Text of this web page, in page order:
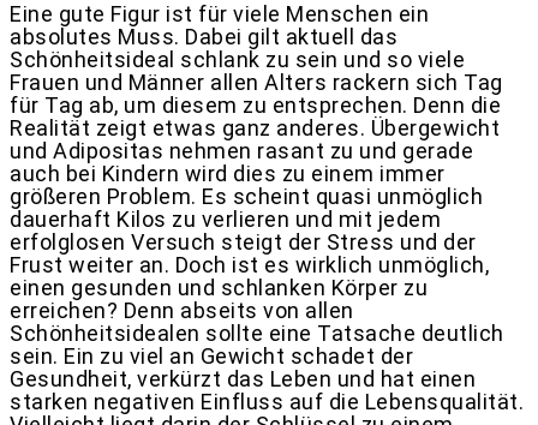
Eine gute Figur ist für viele Menschen ein
absolutes Muss. Dabei gilt aktuell das
Schönheitsideal schlank zu sein und so viele
Frauen und Männer allen Alters rackern sich Tag
für Tag ab, um diesem zu entsprechen. Denn die
Realität zeigt etwas ganz anderes. Übergewicht
und Adipositas nehmen rasant zu und gerade
auch bei Kindern wird dies zu einem immer
größeren Problem. Es scheint quasi unmöglich
dauerhaft Kilos zu verlieren und mit jedem
erfolglosen Versuch steigt der Stress und der
Frust weiter an. Doch ist es wirklich unmöglich,
einen gesunden und schlanken Körper zu
erreichen? Denn abseits von allen
Schönheitsidealen sollte eine Tatsache deutlich
sein. Ein zu viel an Gewicht schadet der
Gesundheit, verkürzt das Leben und hat einen
starken negativen Einfluss auf die Lebensqualität.